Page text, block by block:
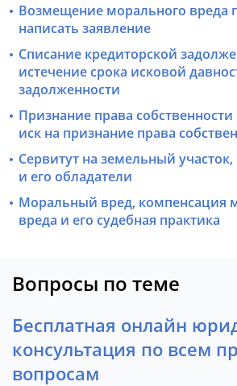
Возмещение морального вреда
написать заявление
Списание кредиторской
истечение срока исковой
задолженности
Признание права собственности
иск на признание права
Сервитут на земельный
и его обладатели
Моральный вред, компенсация
вреда и его судебная практика
Вопросы по теме
Бесплатная онлайн
консультация по всем
вопросам